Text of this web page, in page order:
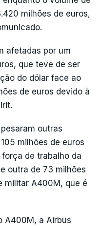
milhões de euros,
afetadas por um
que teve de ser
do dólar face ao
de euros devido à
outras
milhões de euros
de trabalho da
outra de 73 milhões
militar A400M, que é
A400M, a Airbus